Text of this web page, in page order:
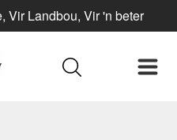
Vir Landbou, Vir 'n beter